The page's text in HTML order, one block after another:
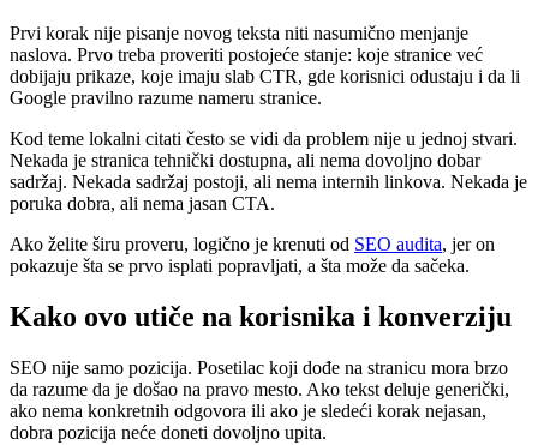
Prvi korak nije pisanje novog teksta niti nasumično menjanje
naslova. Prvo treba proveriti postojeće stanje: koje stranice već
dobijaju prikaze, koje imaju slab CTR, gde korisnici odustaju i da li
Google pravilno razume nameru stranice.
Kod teme lokalni citati često se vidi da problem nije u jednoj stvari.
Nekada je stranica tehnički dostupna, ali nema dovoljno dobar
sadržaj. Nekada sadržaj postoji, ali nema internih linkova. Nekada je
poruka dobra, ali nema jasan CTA.
Ako želite širu proveru, logično je krenuti od SEO audita, jer on
pokazuje šta se prvo isplati popravljati, a šta može da sačeka.
Kako ovo utiče na korisnika i konverziju
SEO nije samo pozicija. Posetilac koji dođe na stranicu mora brzo
da razume da je došao na pravo mesto. Ako tekst deluje generički,
ako nema konkretnih odgovora ili ako je sledeći korak nejasan,
dobra pozicija neće doneti dovoljno upita.